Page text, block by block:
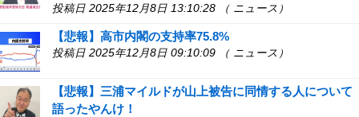
投稿日 2025年12月8日 13:10:28 （ ニュース）
【悲報】高市内閣の支持率75.8%
投稿日 2025年12月8日 09:10:09 （ ニュース）
【悲報】三浦マイルドが山上被告に同情する人について
語ったやんけ！